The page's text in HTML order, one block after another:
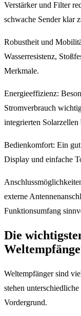
Verstärker und Filter
schwache Sender klar
Robustheit und
Wasserresistenz,
Merkmale.
Energieeffizienz:
Stromverbrauch
integrierten
Bedienkomfort: Ein
Display und einfache
externe
Funktionsumfang
Die
Weltempfänger sind
stehen
Vordergrund.